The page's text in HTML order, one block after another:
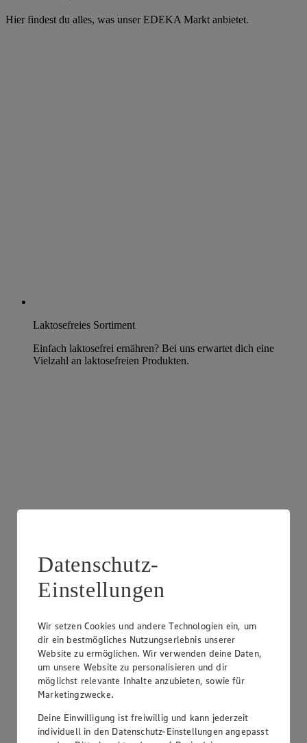
Hier findest du alles, was unser EDEKA Markt anbietet.
Laktosefreies Sortiment
Einfach laktosefrei ernähren? Bei uns erwartet dich eine
Vielzahl an laktosefreien Produkten.
Glutenfreies Sortiment
Glutenfrei mit Genuss: In unserem Markt findest du eine
große Auswahl an glutenfreien Produkten.
Datenschutz-
Einstellungen
Wir setzen Cookies und andere Technologien ein, um
dir ein bestmögliches Nutzungserlebnis unserer
Website zu ermöglichen. Wir verwenden deine Daten,
um unsere Website zu personalisieren und dir
möglichst relevante Inhalte anzubieten, sowie für
Marketingzwecke.
Deine Einwilligung ist freiwillig und kann jederzeit
individuell in den Datenschutz-Einstellungen angepasst